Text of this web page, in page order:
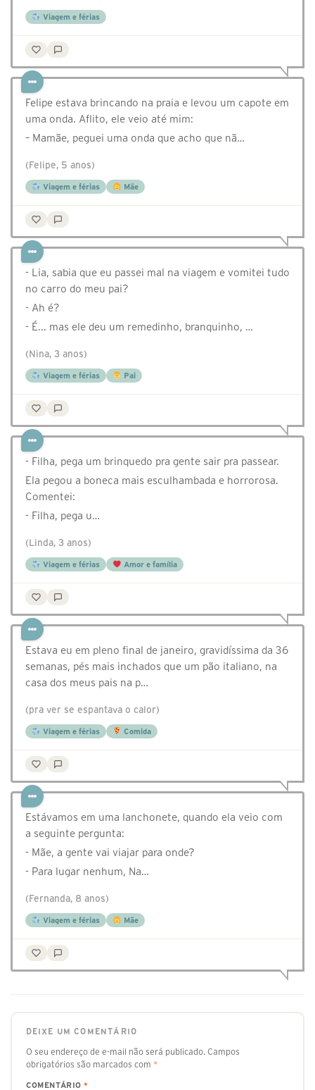
Viagem e férias
Felipe estava brincando na praia e levou um capote em
uma onda. Aflito, ele veio até mim:
– Mamãe, peguei uma onda que acho que nã…
(Felipe, 5 anos)
Viagem e férias Mãe
- Lia, sabia que eu passei mal na viagem e vomitei tudo
no carro do meu pai?
- Ah é?
- É... mas ele deu um remedinho, branquinho, …
(Nina, 3 anos)
Viagem e férias Pai
- Filha, pega um brinquedo pra gente sair pra passear.
Ela pegou a boneca mais esculhambada e horrorosa.
Comentei:
- Filha, pega u…
(Linda, 3 anos)
Viagem e férias Amor e família
Estava eu em pleno final de janeiro, gravidíssima da 36
semanas, pés mais inchados que um pão italiano, na
casa dos meus pais na p…
(pra ver se espantava o calor)
Viagem e férias Comida
Estávamos em uma lanchonete, quando ela veio com
a seguinte pergunta:
- Mãe, a gente vai viajar para onde?
- Para lugar nenhum, Na…
(Fernanda, 8 anos)
Viagem e férias Mãe
DEIXE UM COMENTÁRIO
O seu endereço de e-mail não será publicado. Campos
obrigatórios são marcados com *
COMENTÁRIO *